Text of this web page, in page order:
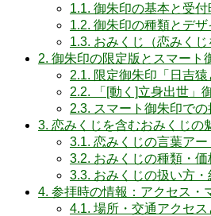
1.1. 御朱印の基本と受付
1.2. 御朱印の種類とデザ
1.3. おみくじ（恋みく
2. 御朱印の限定版とスマート
2.1. 限定御朱印「日吉
2.2. 「[動く]立身出世」
2.3. スマート御朱印で
3. 恋みくじを含むおみくじの
3.1. 恋みくじの言葉ア
3.2. おみくじの種類・価
3.3. おみくじの扱い方
4. 参拝時の情報：アクセス・
4.1. 場所・交通アクセス